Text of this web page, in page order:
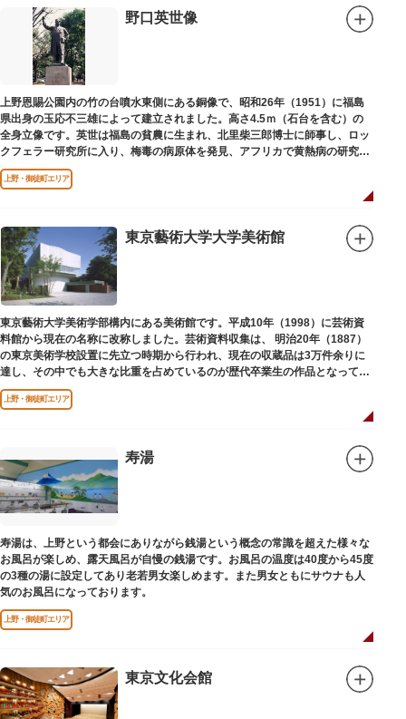
野口英世像
上野恩賜公園内の竹の台噴水東側にある銅像で、昭和26年（1951）に福島
県出身の玉応不三雄によって建立されました。高さ4.5ｍ（石台を含む）の
全身立像です。英世は福島の貧農に生まれ、北里柴三郎博士に師事し、ロッ
クフェラー研究所に入り、梅毒の病原体を発見、アフリカで黄熱病の研究中
感染して、死去しました。
上野・御徒町エリア
東京藝術大学大学美術館
東京藝術大学美術学部構内にある美術館です。平成10年（1998）に芸術資
料館から現在の名称に改称しました。芸術資料収集は、 明治20年（1887）
の東京美術学校設置に先立つ時期から行われ、現在の収蔵品は3万件余りに
達し、その中でも大きな比重を占めているのが歴代卒業生の作品となってい
ます。
上野・御徒町エリア
寿湯
寿湯は、上野という都会にありながら銭湯という概念の常識を超えた様々な
お風呂が楽しめ、露天風呂が自慢の銭湯です。お風呂の温度は40度から45度
の3種の湯に設定してあり老若男女楽しめます。また男女ともにサウナも人
気のお風呂になっております。
上野・御徒町エリア
東京文化会館